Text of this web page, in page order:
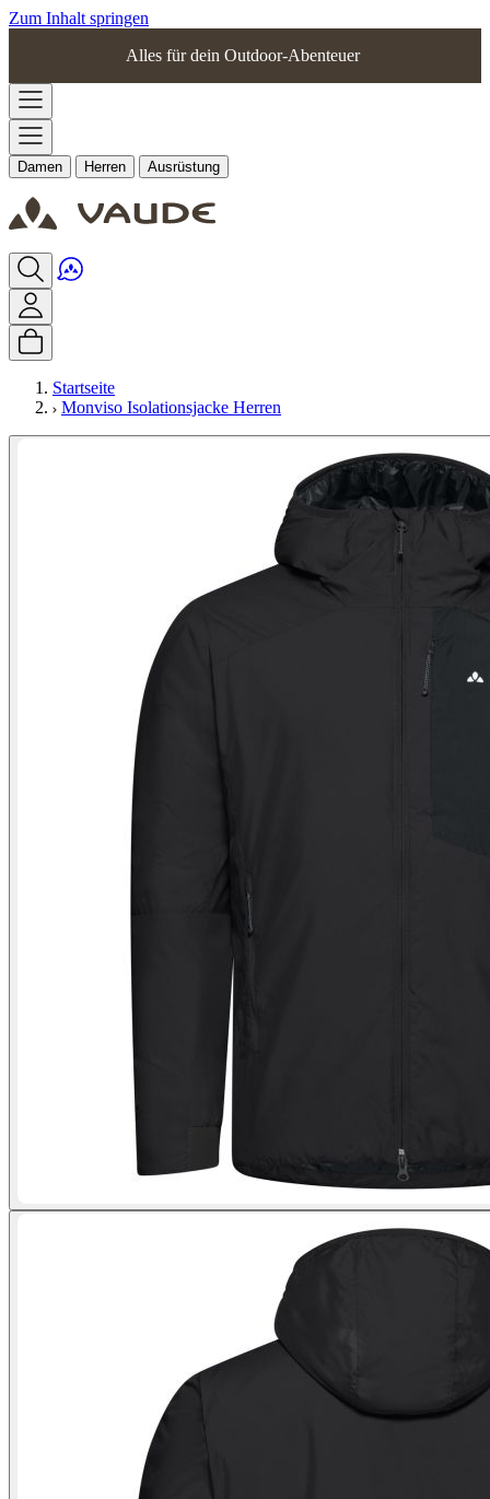
Zum Inhalt springen
Alles für dein Outdoor-Abenteuer
Damen Herren Ausrüstung
Startseite
Monviso Isolationsjacke Herren